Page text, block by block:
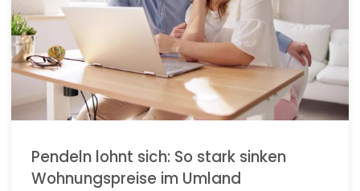
Pendeln lohnt sich: So stark sinken
Wohnungspreise im Umland